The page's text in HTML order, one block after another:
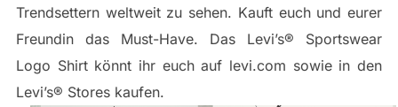
Trendsettern weltweit zu sehen. Kauft euch und eurer
Freundin das Must-Have. Das Levi’s® Sportswear
Logo Shirt könnt ihr euch auf levi.com sowie in den
Levi’s® Stores kaufen.